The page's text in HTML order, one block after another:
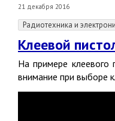
21 декабря 2016
Радиотехника и
Клеевой
На примере клеевого
внимание при выборе